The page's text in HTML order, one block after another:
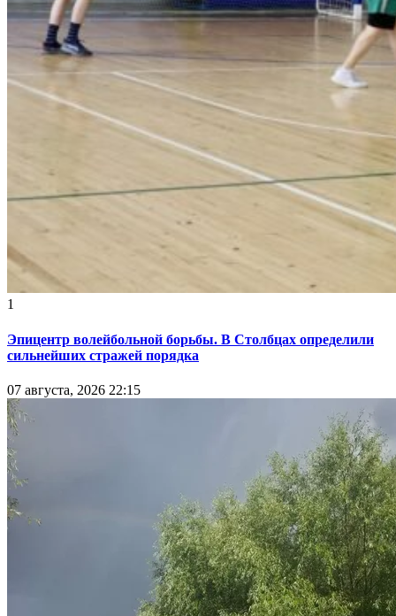
1
Эпицентр волейбольной борьбы. В Столбцах определили
сильнейших стражей порядка
07 августа, 2026 22:15